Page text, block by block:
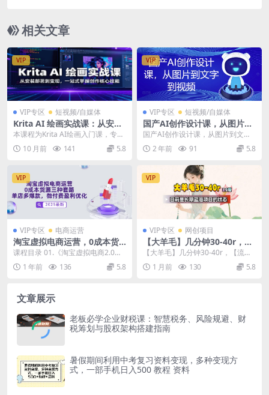
相关文章
VIP
VIP专区 短视频/自媒体
Krita AI 绘画实战课：从安装
部署到变现，一站式掌握创作
核心技能
本课程为Krita AI绘画入门课，专为
0基础学员设计，涵盖软件安装、本
地/云端...
10 月前 141 5.8
VIP
VIP专区 短视频/自媒体
国产AI创作设计课，从图片到
文字到视频
国产AI创作设计课，从图片到文字
到视频 课程内容： 01 人工智能的
上限在哪里....
2 年前 91 5.8
VIP
VIP专区 电商运营
淘宝虚拟电商运营，0成本货
源三种套路，单店多爆款，微
课程目录 01.《淘宝虚拟电商2.0》
虚拟电商的巨大潜力和爆发力 02.
《淘宝虚...
1 年前 136 5.8
VIP
VIP专区 网创项目
【大羊毛】几分钟30-40r，
【流量体联盟】，可以矩阵，
【大羊毛】几分钟30-40r，【流量
体联盟】，可以矩阵，操作无脑简
单 羊毛，线报...
1 月前 130 5.8
文章展示
老板必学企业财税课：智慧税务、风险规避、财
税筹划与股权架构搭建指南
暑假期间利用中考复习资料变现，多种变现方
式，一部手机日入500 教程 资料